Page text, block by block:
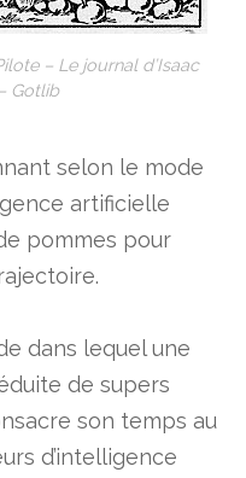
– Le journal d’Isaac
Gotlib
selon le mode
artificielle
pommes pour
dans lequel une
de supers
son temps au
d’intelligence